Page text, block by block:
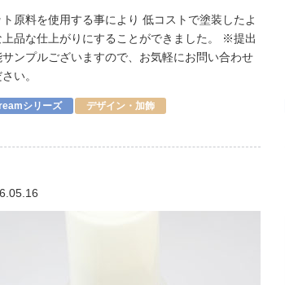
ト原料を使用する事により 低コストで塗装したよ
上品な仕上がりにすることができました。 ※提出
サンプルございますので、お気軽にお問い合わせ
い。
シリーズ デザイン・加飾